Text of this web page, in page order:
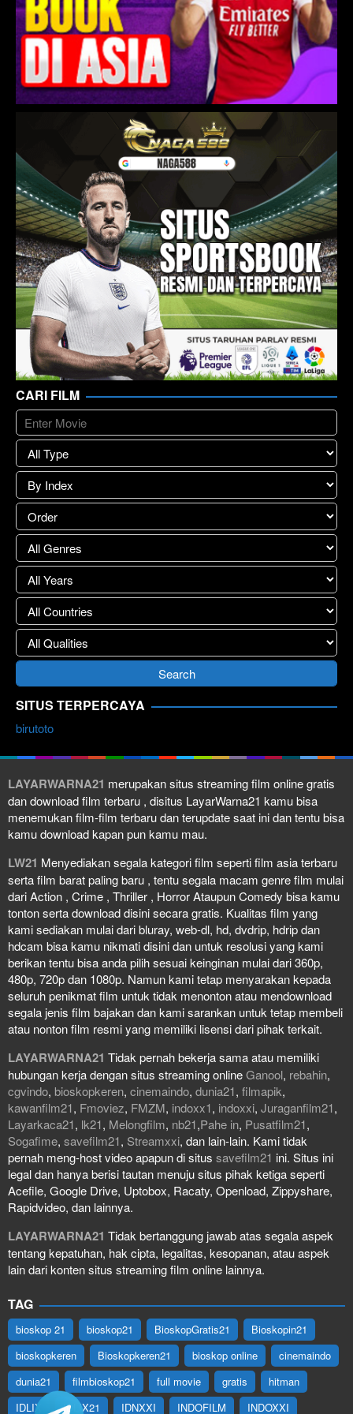
CARI FILM
SITUS TERPERCAYA
birutoto
LAYARWARNA21 merupakan situs streaming film online gratis
dan download film terbaru , disitus LayarWarna21 kamu bisa
menemukan film-film terbaru dan terupdate saat ini dan tentu bisa
kamu download kapan pun kamu mau.
LW21 Menyediakan segala kategori film seperti film asia terbaru
serta film barat paling baru , tentu segala macam genre film mulai
dari Action , Crime , Thriller , Horror Ataupun Comedy bisa kamu
tonton serta download disini secara gratis. Kualitas film yang
kami sediakan mulai dari bluray, web-dl, hd, dvdrip, hdrip dan
hdcam bisa kamu nikmati disini dan untuk resolusi yang kami
berikan tentu bisa anda pilih sesuai keinginan mulai dari 360p,
480p, 720p dan 1080p. Namun kami tetap menyarakan kepada
seluruh penikmat film untuk tidak menonton atau mendownload
segala jenis film bajakan dan kami sarankan untuk tetap membeli
atau nonton film resmi yang memiliki lisensi dari pihak terkait.
LAYARWARNA21 Tidak pernah bekerja sama atau memiliki
hubungan kerja dengan situs streaming onlineGanool, rebahin,
cgvindo, bioskopkeren, cinemaindo, dunia21, filmapik,
kawanfilm21, Fmoviez, FMZM, indoxx1, indoxxi, Juraganfilm21,
Layarkaca21, lk21, Melongfilm, nb21,Pahe in, Pusatfilm21,
Sogafime, savefilm21, Streamxxi, dan lain-lain. Kami tidak
pernah meng-host video apapun di situs savefilm21 ini. Situs ini
legal dan hanya berisi tautan menuju situs pihak ketiga seperti
Acefile, Google Drive, Uptobox, Racaty, Openload, Zippyshare,
Rapidvideo, dan lainnya.
LAYARWARNA21 Tidak bertanggung jawab atas segala aspek
tentang kepatuhan, hak cipta, legalitas, kesopanan, atau aspek
lain dari konten situs streaming film online lainnya.
TAG
bioskop 21 bioskop21 BioskopGratis21
Bioskopin21
bioskopkeren
Bioskopkeren21 bioskop online
cinemaindo
dunia21
filmbioskop21 full movie gratis
hitman
IDLIX
IDLIX21 IDNXXI INDOFILM INDOXXI